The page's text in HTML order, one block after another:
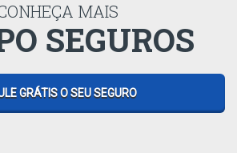
MAIS
SEGUROS
GRÁTIS O SEU SEGURO